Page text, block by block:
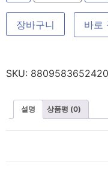
장바구니 바로
SKU: 8809583652420
설명 상품평 (0)